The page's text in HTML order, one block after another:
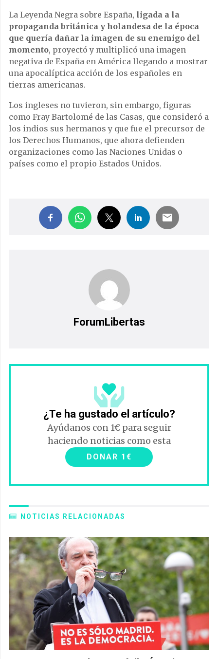
La Leyenda Negra sobre España, ligada a la
propaganda británica y holandesa de la época
que quería dañar la imagen de su enemigo del
momento, proyectó y multiplicó una imagen
negativa de España en América llegando a mostrar
una apocalíptica acción de los españoles en
tierras americanas.
Los ingleses no tuvieron, sin embargo, figuras
como Fray Bartolomé de las Casas, que consideró a
los indios sus hermanos y que fue el precursor de
los Derechos Humanos, que ahora defienden
organizaciones como las Naciones Unidas o
países como el propio Estados Unidos.
ForumLibertas
¿Te ha gustado el artículo?
Ayúdanos con 1€ para seguir
haciendo noticias como esta
DONAR 1€
NOTICIAS RELACIONADAS